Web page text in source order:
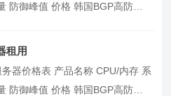
防御峰值 价格 韩国BGP高防
租用
器价格表 产品名称 CPU/内存 系
防御峰值 价格 韩国BGP高防